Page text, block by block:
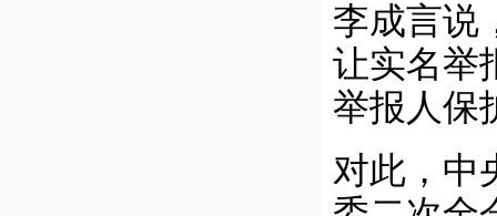
李成言说
让实名举
举报人保
对此，中